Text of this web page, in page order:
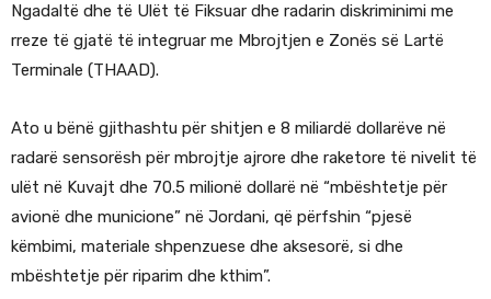
Ngadaltë dhe të Ulët të Fiksuar dhe radarin diskriminimi me
rreze të gjatë të integruar me Mbrojtjen e Zonës së Lartë
Terminale (THAAD).
Ato u bënë gjithashtu për shitjen e 8 miliardë dollarëve në
radarë sensorësh për mbrojtje ajrore dhe raketore të nivelit të
ulët në Kuvajt dhe 70.5 milionë dollarë në “mbështetje për
avionë dhe municione” në Jordani, që përfshin “pjesë
këmbimi, materiale shpenzuese dhe aksesorë, si dhe
mbështetje për riparim dhe kthim”.